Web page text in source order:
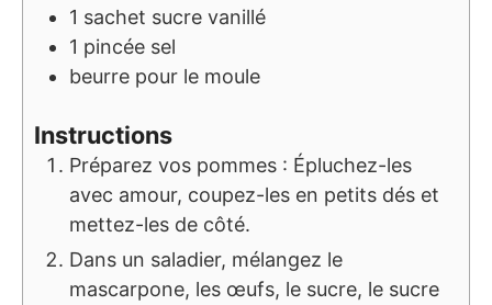
1 sachet sucre vanillé
1 pincée sel
beurre pour le moule
Instructions
Préparez vos pommes : Épluchez-les
avec amour, coupez-les en petits dés et
mettez-les de côté.
Dans un saladier, mélangez le
mascarpone, les œufs, le sucre, le sucre